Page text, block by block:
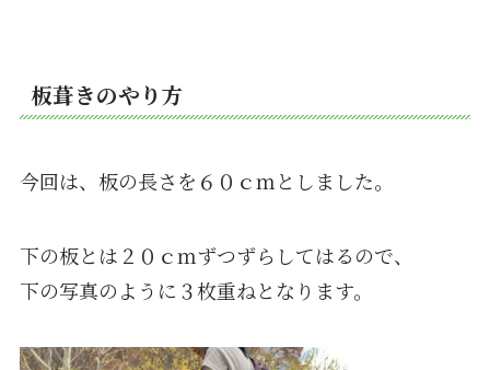
板葺きのやり方
今回は、板の長さを６０ｃｍとしました。
下の板とは２０ｃｍずつずらしてはるので、
下の写真のように３枚重ねとなります。